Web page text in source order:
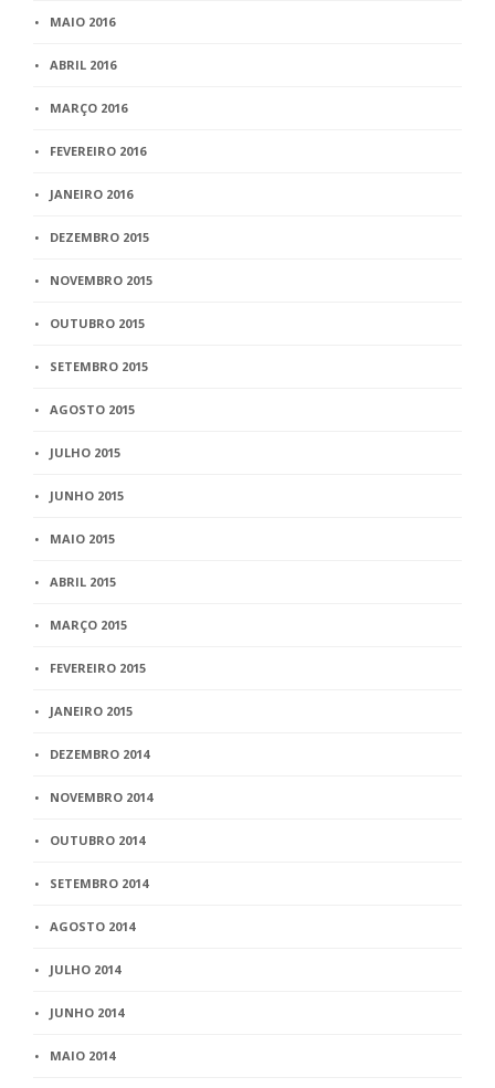
MAIO 2016
ABRIL 2016
MARÇO 2016
FEVEREIRO 2016
JANEIRO 2016
DEZEMBRO 2015
NOVEMBRO 2015
OUTUBRO 2015
SETEMBRO 2015
AGOSTO 2015
JULHO 2015
JUNHO 2015
MAIO 2015
ABRIL 2015
MARÇO 2015
FEVEREIRO 2015
JANEIRO 2015
DEZEMBRO 2014
NOVEMBRO 2014
OUTUBRO 2014
SETEMBRO 2014
AGOSTO 2014
JULHO 2014
JUNHO 2014
MAIO 2014